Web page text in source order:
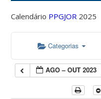
Calendário PPGJOR 2025
Categorias
AGO – OUT 2023